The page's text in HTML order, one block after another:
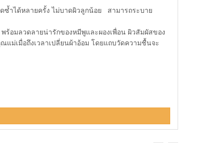
ซ้ำได้หลายครั้ง ไม่บาดผิวลูกน้อย สามารถระบาย
อมลวดลายน่ารักของหมีพูและผองเพื่อน ผิวสัมผัสของ
ม่เมื่อถึงเวลาเปลี่ยนผ้าอ้อม โดยแถบวัดความชื้นจะ